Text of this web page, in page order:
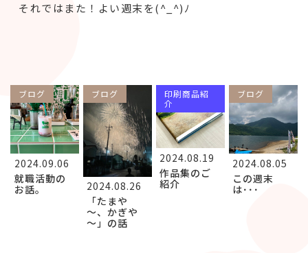
それではまた！よい週末を(^_^)ﾉ
ブログ
2024.09.06
就職活動の
お話。
ブログ
2024.08.26
「たまや
～、かぎや
～」の話
印刷商品紹
介
2024.08.19
作品集のご
紹介
ブログ
2024.08.05
この週末
は･･･